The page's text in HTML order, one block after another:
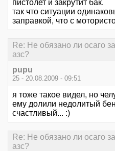
пистолет и закрутит бак.
так что ситуации
заправкой, что с
Re: Не обязано ли осаго
азс?
pupu
25 - 20.08.2009 - 09:51
я тоже такое видел, но
ему долили недолитый
счастливый... :)
Re: Не обязано ли осаго
азс?